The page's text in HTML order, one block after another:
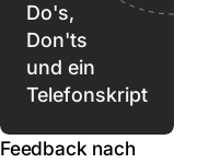
Do's,
Don'ts
und ein
Telefonskript
Feedback nach